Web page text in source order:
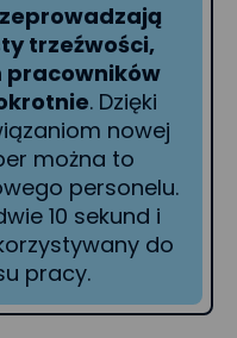
trzeźwości,
pracowników
. Dzięki
nowej
można to
personelu.
10 sekund i
do
pracy.